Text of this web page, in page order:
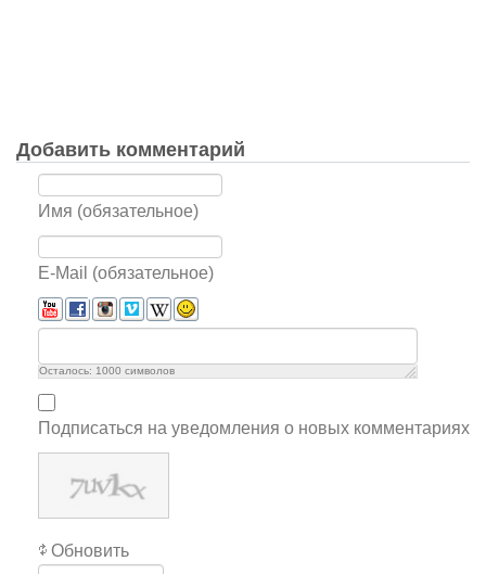
Добавить комментарий
Имя (обязательное)
E-Mail (обязательное)
Осталось: 1000 символов
Подписаться на уведомления о новых комментариях
Обновить